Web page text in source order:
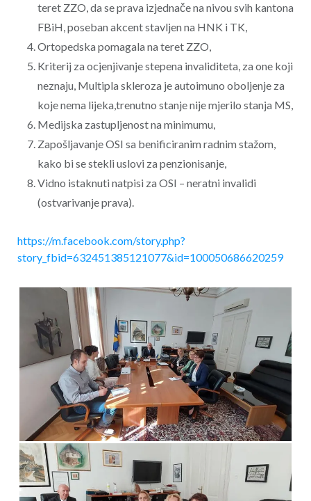
teret ZZO, da se prava izjednače na nivou svih kantona
FBiH, poseban akcent stavljen na HNK i TK,
Ortopedska pomagala na teret ZZO,
Kriterij za ocjenjivanje stepena invaliditeta, za one koji
neznaju, Multipla skleroza je autoimuno oboljenje za
koje nema lijeka,trenutno stanje nije mjerilo stanja MS,
Medijska zastupljenost na minimumu,
Zapošljavanje OSI sa benificiranim radnim stažom,
kako bi se stekli uslovi za penzionisanje,
Vidno istaknuti natpisi za OSI – neratni invalidi
(ostvarivanje prava).
https://m.facebook.com/story.php?
story_fbid=632451385121077&id=100050686620259